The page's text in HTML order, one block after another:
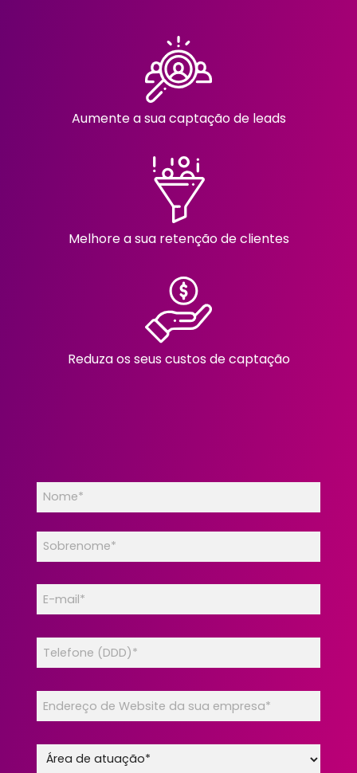
Aumente a sua captação de leads
Melhore a sua retenção de clientes
Reduza os seus custos de captação